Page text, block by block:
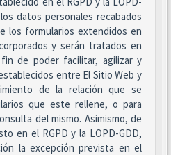
datos personales recabados
los formularios extendidos en
y serán tratados en
de poder facilitar, agilizar y
entre El Sitio Web y
de la relación que se
que este rellene, o para
del mismo. Asimismo, de
en el RGPD y la LOPD-GDD,
la excepción prevista en el